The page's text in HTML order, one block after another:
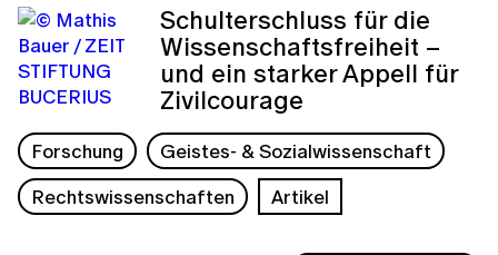
Schulterschluss für die
Wissenschaftsfreiheit –
und ein starker Appell für
Zivilcourage
Forschung
Geistes- & Sozialwissenschaft
Rechtswissenschaften
Artikel